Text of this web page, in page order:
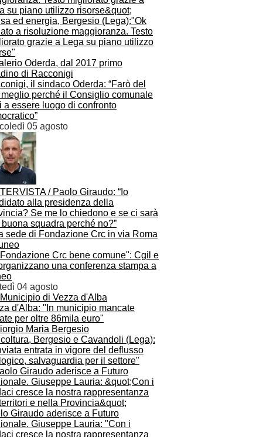
ed energia, Bergesio (Lega):"Ok
a risoluzione maggioranza. Testo
grazie a Lega su piano utilizzo
il sindaco Oderda: “Farò del
meglio perché il Consiglio comunale
a essere luogo di confronto
05 agosto
/ Paolo Giraudo: “Io
alla presidenza della
Se me lo chiedono e se ci sarà
buona squadra perché no?”
Crc bene comune": Cgil e
una conferenza stampa a
04 agosto
d'Alba: "In municipio mancate
per oltre 86mila euro"
Bergesio e Cavandoli (Lega):
entrata in vigore del deflusso
salvaguardia per il settore"
Giraudo aderisce a Futuro
Giuseppe Lauria: "Con i
cresce la nostra rappresentanza